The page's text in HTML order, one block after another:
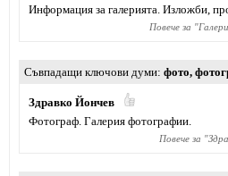
Информация за галерията. Изложби,
Повече за "
Съвпадащи ключови думи фото,
Здравко Йончев
Фотограф. Галерия фотографии.
Повече за "